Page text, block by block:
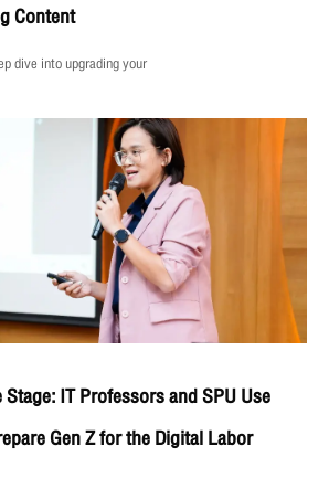
Content
dive into upgrading your
IT Professors and SPU Use
Gen Z for the Digital Labor